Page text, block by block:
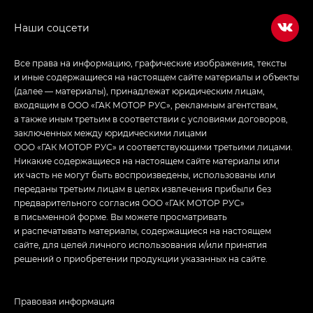
Все права на информацию, графические изображения, тексты
и иные содержащиеся на настоящем сайте материалы и объекты
(далее — материалы), принадлежат юридическим лицам,
входящим в ООО «ГАК МОТОР РУС», рекламным агентствам,
а также иным третьим в соответствии с условиями договоров,
заключенных между юридическими лицами
ООО «ГАК МОТОР РУС» и соответствующими третьими лицами.
Никакие содержащиеся на настоящем сайте материалы или
их часть не могут быть воспроизведены, использованы или
переданы третьим лицам в целях извлечения прибыли без
предварительного согласия ООО «ГАК МОТОР РУС»
в письменной форме. Вы можете просматривать
и распечатывать материалы, содержащиеся на настоящем
сайте, для целей личного использования и/или принятия
решений о приобретении продукции указанных на сайте.
Правовая информация